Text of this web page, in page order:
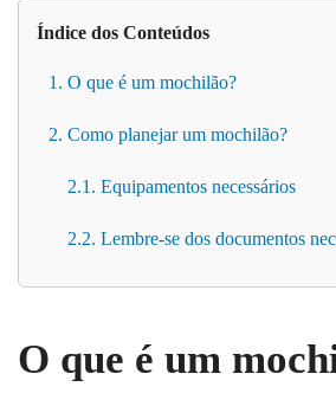
Índice dos Conteúdos
1. O que é um mochilão?
2. Como planejar um mochilão?
2.1. Equipamentos necessários
2.2. Lembre-se dos documentos
O que é um